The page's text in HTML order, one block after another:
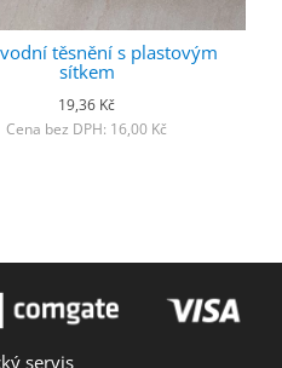
těsnění s plastovým
sítkem
19,36 Kč
Cena bez DPH: 16,00 Kč
servis